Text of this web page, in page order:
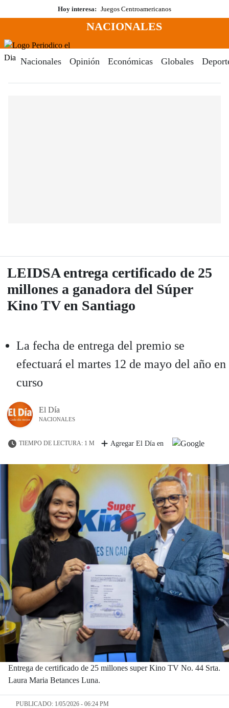
al
Hoy interesa: Juegos Centroamericanos
Menú
NACIONALES
Nacionales Opinión Económicas Globales
LEIDSA entrega certificado de 25
millones a ganadora del Súper
Kino TV en Santiago
La fecha de entrega del premio se
efectuará el martes 12 de mayo del año en
curso
El Día
NACIONALES
TIEMPO DE LECTURA: 1 M Agregar El Día en
Entrega de certificado de 25 millones super Kino TV No. 44 Srta.
Laura Maria Betances Luna.
PUBLICADO: 1/05/2026 - 06:24 PM